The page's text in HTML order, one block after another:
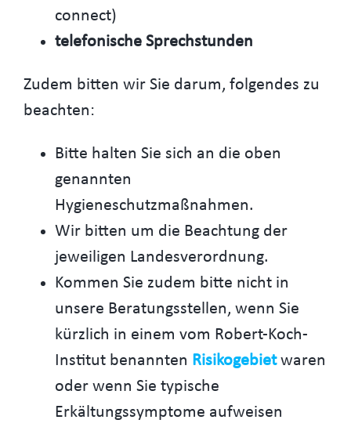
connect)
telefonische Sprechstunden
Zudem bitten wir Sie darum, folgendes zu
beachten:
Bitte halten Sie sich an die oben
genannten
Hygieneschutzmaßnahmen.
Wir bitten um die Beachtung der
jeweiligen Landesverordnung.
Kommen Sie zudem bitte nicht in
unsere Beratungsstellen, wenn Sie
kürzlich in einem vom Robert-Koch-
Institut benannten Risikogebiet waren
oder wenn Sie typische
Erkältungssymptome aufweisen